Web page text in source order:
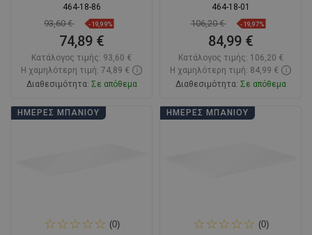
464-18-86
93,60 € -19,99%
74,89 €
Κατάλογος τιμής: 93,60 €
Η χαμηλότερη τιμή: 74,89 €
Διαθεσιμότητα: Σε απόθεμα
Στο καλάθι
464-18-01
106,20 € -19,97%
84,99 €
Κατάλογος τιμής: 106,20 €
Η χαμηλότερη τιμή: 84,99 €
Διαθεσιμότητα: Σε απόθεμα
Στο καλάθι
ΗΜΈΡΕΣ ΜΠΆΝΙΟΥ
(0)
ΗΜΈΡΕΣ ΜΠΆΝΙΟΥ
(0)